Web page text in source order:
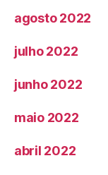
agosto 2022
julho 2022
junho 2022
maio 2022
abril 2022